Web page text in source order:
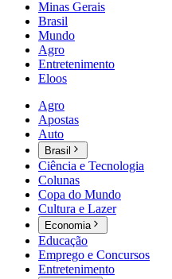
Minas Gerais
Brasil
Mundo
Agro
Entretenimento
Eloos
Agro
Apostas
Auto
Brasil
Ciência e Tecnologia
Colunas
Copa do Mundo
Cultura e Lazer
Economia
Educação
Emprego e Concursos
Entretenimento